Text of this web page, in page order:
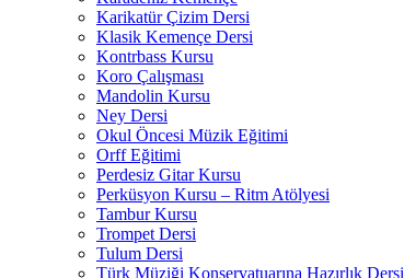
Karikatür Çizim Dersi
Klasik Kemençe Dersi
Kontrbass Kursu
Koro Çalışması
Mandolin Kursu
Ney Dersi
Okul Öncesi Müzik Eğitimi
Orff Eğitimi
Perdesiz Gitar Kursu
Perküsyon Kursu – Ritm Atölyesi
Tambur Kursu
Trompet Dersi
Tulum Dersi
Türk Müziği Konservatuarına Hazırlık Dersi